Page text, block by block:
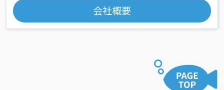
会社概要